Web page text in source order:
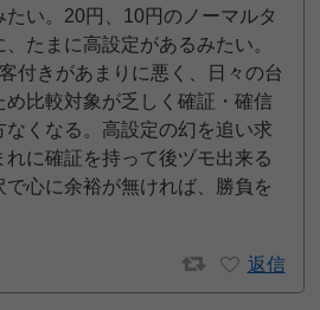
い。20円、10円のノーマルタ
たまに高設定があるみたい。
付きがあまりに悪く、日々の台
め比較対象が乏しく確証・確信
くなる。高設定の幻を追い求
に確証を持って後ヅモ出来る
心に余裕が無ければ、勝負を
返信